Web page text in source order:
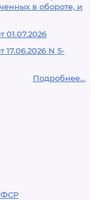
в обороте, и
N 5-
Подробнее...